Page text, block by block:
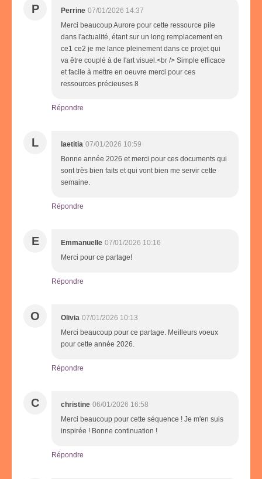
P Perrine 07/01/2026 14:37
Merci beaucoup Aurore pour cette ressource pile
dans l'actualité, étant sur un long remplacement en
ce1 ce2 je me lance pleinement dans ce projet qui
va être couplé à de l'art visuel.<br /> Simple efficace
et facile à mettre en oeuvre merci pour ces
ressources précieuses 8
Répondre
L laetitia 07/01/2026 10:59
Bonne année 2026 et merci pour ces documents qui
sont très bien faits et qui vont bien me servir cette
semaine.
Répondre
E Emmanuelle 07/01/2026 10:16
Merci pour ce partage!
Répondre
O Olivia 07/01/2026 10:13
Merci beaucoup pour ce partage. Meilleurs voeux
pour cette année 2026.
Répondre
C christine 06/01/2026 16:58
Merci beaucoup pour cette séquence ! Je m'en suis
inspirée ! Bonne continuation !
Répondre